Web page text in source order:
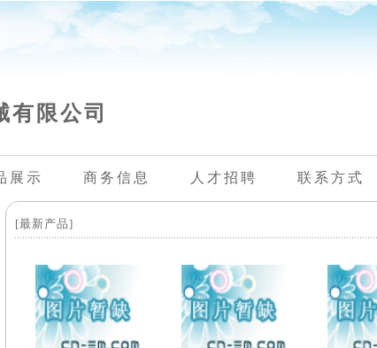
有限公司
展示 商务信息 人才招聘 联系方式
[最新产品]